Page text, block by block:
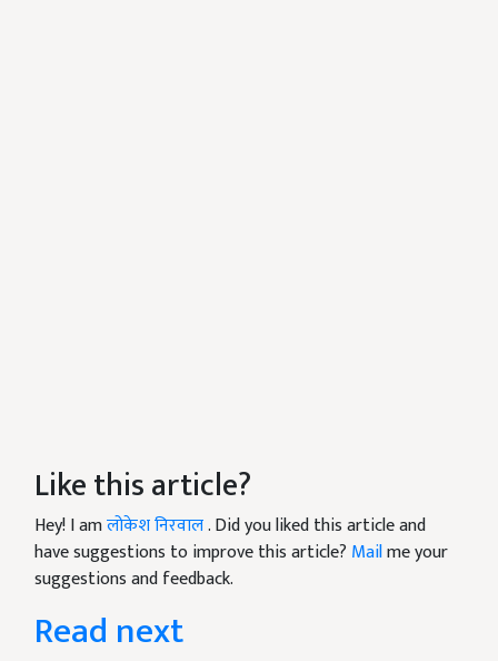
Like this article?
Hey! I amलोकेश निरवाल. Did you liked this article and
have suggestions to improve this article? Mailme your
suggestions and feedback.
Read next